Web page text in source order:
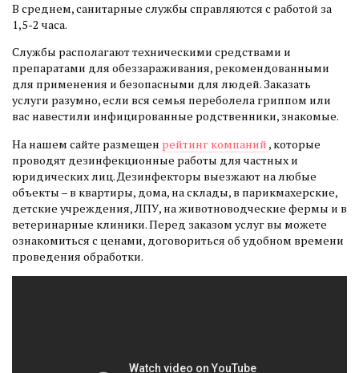
В среднем, санитарные службы справляются с работой за
1,5-2 часа.
Службы располагают техническими средствами и
препаратами для обеззараживания, рекомендованными
для применения и безопасными для людей. Заказать
услуги разумно, если вся семья переболела гриппом или
вас навестили инфицированные родственники, знакомые.
На нашем сайте размещен рейтинг компаний , которые
проводят дезинфекционные работы для частных и
юридических лиц. Дезинфекторы выезжают на любые
объекты – в квартиры, дома, на склады, в парикмахерские,
детские учреждения, ЛПУ, на животноводческие фермы и в
ветеринарные клиники. Перед заказом услуг вы можете
ознакомиться с ценами, договориться об удобном времени
проведения обработки.